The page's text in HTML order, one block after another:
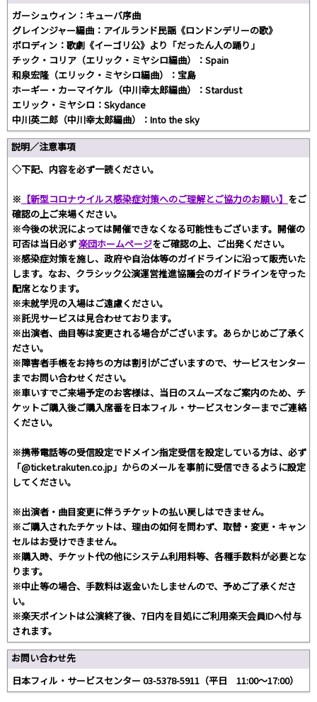
ガーシュウィン：キューバ序曲
グレインジャー編曲：アイルランド民謡《ロンドンデリーの歌》
ボロディン：歌劇《イーゴリ公》より「だったん人の踊り」
チック・コリア（エリック・ミヤシロ編曲）：Spain
和泉宏隆（エリック・ミヤシロ編曲）：宝島
ホーギー・カーマイケル（中川幸太郎編曲）：Stardust
エリック・ミヤシロ：Skydance
中川英二郎（中川幸太郎編曲）：Into the sky
説明／注意事項
◇下記、内容を必ず一読ください。
※ 【新型コロナウイルス感染症対策へのご理解とご協力のお願い】 をご
確認の上ご来場ください。
※今後の状況によっては開催できなくなる可能性もございます。開催の
可否は当日必ず楽団ホームページをご確認の上、ご出発ください。
※感染症対策を施し、政府や自治体等のガイドラインに沿って販売いた
します。なお、クラシック公演運営推進協議会のガイドラインを守った
配席となります。
※未就学児の入場はご遠慮ください。
※託児サービスは見合わせております。
※出演者、曲目等は変更される場合がございます。あらかじめご了承く
ださい。
※障害者手帳をお持ちの方は割引がございますので、サービスセンター
までお問い合わせください。
※車いすでご来場予定のお客様は、当日のスムーズなご案内のため、チ
ケットご購入後ご購入席番を日本フィル・サービスセンターまでご連絡
ください。
※携帯電話等の受信設定でドメイン指定受信を設定している方は、必ず
「@ticket.rakuten.co.jp」からのメールを事前に受信できるように設定
してください。
※出演者・曲目変更に伴うチケットの払い戻しはできません。
※ご購入されたチケットは、理由の如何を問わず、取替・変更・キャン
セルはお受けできません。
※購入時、チケット代の他にシステム利用料等、各種手数料が必要とな
ります。
※中止等の場合、手数料は返金いたしませんので、予めご了承くださ
い。
※楽天ポイントは公演終了後、7日内を目処にご利用楽天会員IDへ付与
されます。
お問い合わせ先
日本フィル・サービスセンター 03-5378-5911（平日 11:00～17:00）